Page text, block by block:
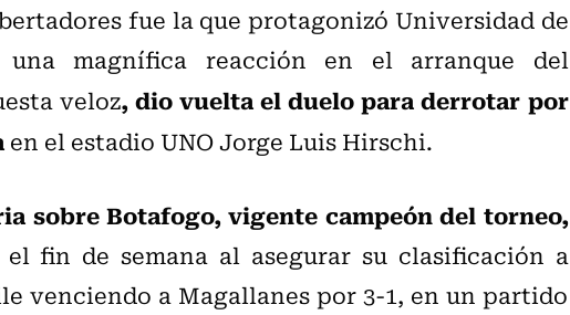
fue la que protagonizó Universidad de
magnífica reacción en el arranque del
veloz, dio vuelta el duelo para derrotar por
en el estadio UNO Jorge Luis Hirschi.
sobre Botafogo, vigente campeón del torneo,
fin de semana al asegurar su clasificación a
venciendo a Magallanes por 3-1, en un partido